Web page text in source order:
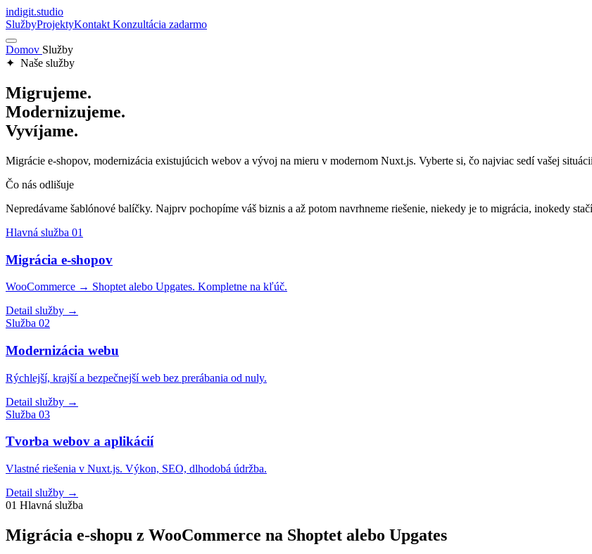
indigit.studio
SlužbyProjektyKontakt Konzultácia zadarmo
Domov Služby
✦ Naše služby
Migrujeme.
Modernizujeme.
Vyvíjame.
Migrácie e-shopov, modernizácia existujúcich webov a vývoj na mieru v modernom Nuxt.js. Vyberte si, čo najviac sedí vašej
Čo nás odlišuje
Nepredávame šablónové balíčky. Najprv pochopíme váš biznis a až potom navrhneme riešenie, niekedy je to migrácia, inokedy
Hlavná služba 01
Migrácia e-shopov
WooCommerce → Shoptet alebo Upgates. Kompletne na kľúč.
Detail služby →
Služba 02
Modernizácia webu
Rýchlejší, krajší a bezpečnejší web bez prerábania od nuly.
Detail služby →
Služba 03
Tvorba webov a aplikácií
Vlastné riešenia v Nuxt.js. Výkon, SEO, dlhodobá údržba.
Detail služby →
01 Hlavná služba
Migrácia e-shopu z WooCommerce na Shoptet alebo Upgates